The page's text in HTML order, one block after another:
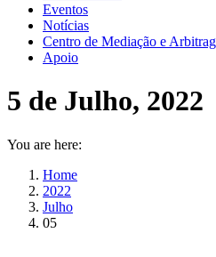
Eventos
Notícias
Centro de Mediação e
Apoio
5 de Julho, 2022
You are here:
Home
2022
Julho
05